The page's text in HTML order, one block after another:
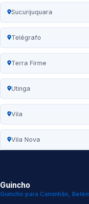
Sucurijuquara
Telégrafo
Terra Firme
Utinga
Vila
Vila Nova
Guincho
Guincho para Caminhão,